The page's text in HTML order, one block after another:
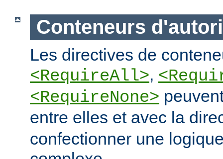
Conteneurs
Les directives de
<RequireAll>,
<RequireNone>
entre elles et avec la
confectionner une